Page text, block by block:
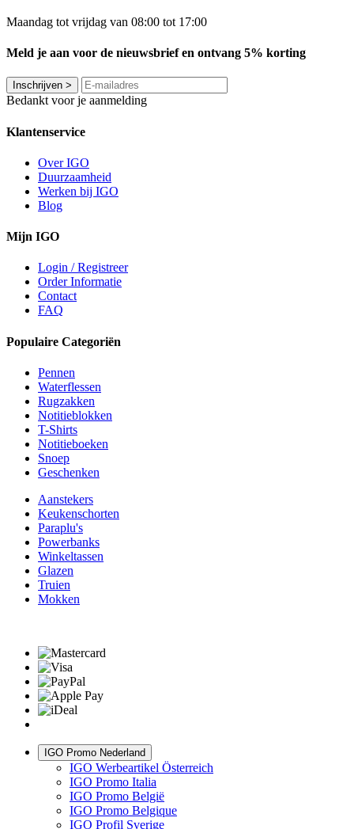
Maandag tot vrijdag van 08:00 tot 17:00
Meld je aan voor de nieuwsbrief en ontvang 5% korting
Inschrijven >
Bedankt voor je aanmelding
Klantenservice
Over IGO
Duurzaamheid
Werken bij IGO
Blog
Mijn IGO
Login / Registreer
Order Informatie
Contact
FAQ
Populaire Categoriën
Pennen
Waterflessen
Rugzakken
Notitieblokken
T-Shirts
Notitieboeken
Snoep
Geschenken
Aanstekers
Keukenschorten
Paraplu's
Powerbanks
Winkeltassen
Glazen
Truien
Mokken
IGO Promo Nederland
IGO Werbeartikel Österreich
IGO Promo Italia
IGO Promo België
IGO Promo Belgique
IGO Profil Sverige